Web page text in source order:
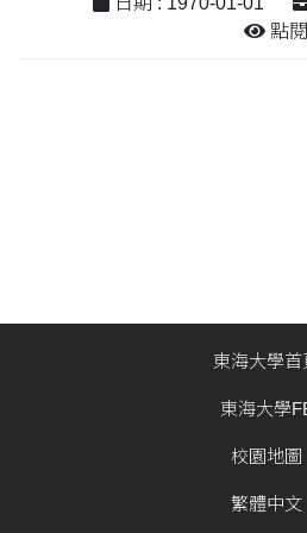
點
東海大學首
東海大學
校園地圖
繁體中文